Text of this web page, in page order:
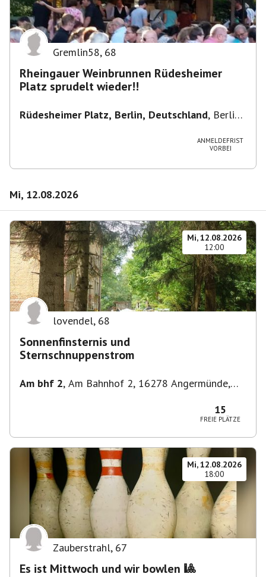
Gremlin58, 68
Rheingauer Weinbrunnen Rüdesheimer
Platz sprudelt wieder!!
Rüdesheimer Platz, Berlin, Deutschland, Berlin-
ANMELDEFRIST
VORBEI
Mi, 12.08.2026
Mi, 12.08.2026
12:00
lovendel, 68
Sonnenfinsternis und
Sternschnuppenstrom
Am bhf 2, Am Bahnhof 2, 16278 Angermünde,
15
FREIE PLÄTZE
Mi, 12.08.2026
18:00
Zauberstrahl, 67
Es ist Mittwoch und wir bowlen 🎱